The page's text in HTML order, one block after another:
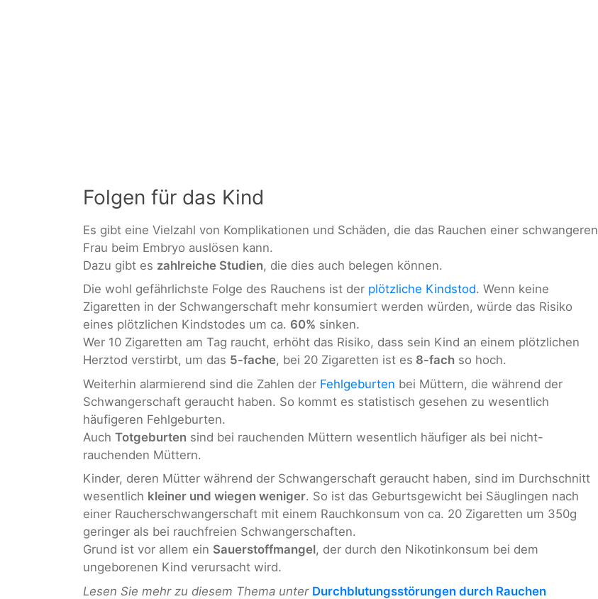
Folgen für das Kind
Es gibt eine Vielzahl von Komplikationen und Schäden, die das Rauchen einer schwangeren
Frau beim Embryo auslösen kann.
Dazu gibt es zahlreiche Studien, die dies auch belegen können.
Die wohl gefährlichste Folge des Rauchens ist der plötzliche Kindstod. Wenn keine
Zigaretten in der Schwangerschaft mehr konsumiert werden würden, würde das Risiko
eines plötzlichen Kindstodes um ca. 60% sinken.
Wer 10 Zigaretten am Tag raucht, erhöht das Risiko, dass sein Kind an einem plötzlichen
Herztod verstirbt, um das 5-fache, bei 20 Zigaretten ist es 8-fach so hoch.
Weiterhin alarmierend sind die Zahlen der Fehlgeburten bei Müttern, die während der
Schwangerschaft geraucht haben. So kommt es statistisch gesehen zu wesentlich
häufigeren Fehlgeburten.
Auch Totgeburten sind bei rauchenden Müttern wesentlich häufiger als bei nicht-
rauchenden Müttern.
Kinder, deren Mütter während der Schwangerschaft geraucht haben, sind im Durchschnitt
wesentlich kleiner und wiegen weniger. So ist das Geburtsgewicht bei Säuglingen nach
einer Raucherschwangerschaft mit einem Rauchkonsum von ca. 20 Zigaretten um 350g
geringer als bei rauchfreien Schwangerschaften.
Grund ist vor allem ein Sauerstoffmangel, der durch den Nikotinkonsum bei dem
ungeborenen Kind verursacht wird.
Lesen Sie mehr zu diesem Thema unter Durchblutungsstörungen durch Rauchen